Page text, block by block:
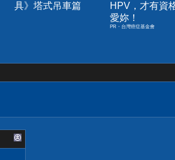
具》塔式吊車篇
HPV，才有資
愛妳！
PR・台灣癌症基金會